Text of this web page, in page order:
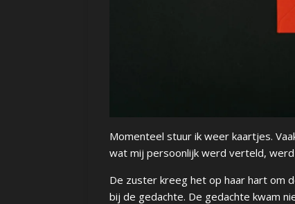
Momenteel stuur ik weer kaartjes.
wat mij persoonlijk werd verteld,
De zuster kreeg het op haar hart om
bij de gedachte. De gedachte kwam